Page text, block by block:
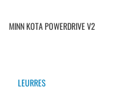
MINN KOTA POWERDRIVE V2
LEURRES